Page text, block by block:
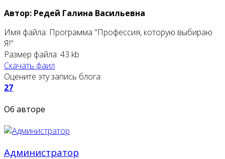
Автор: Редей Галина Васильевна
Имя файла: Программа "Профессия, которую выбираю
Я!"
Размер файла: 43 kb
Скачать фаил
Оцените эту запись блога:
27
Об авторе
Администратор